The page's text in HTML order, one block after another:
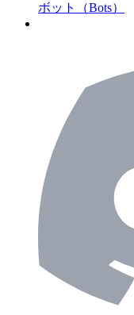
ボット（Bots）